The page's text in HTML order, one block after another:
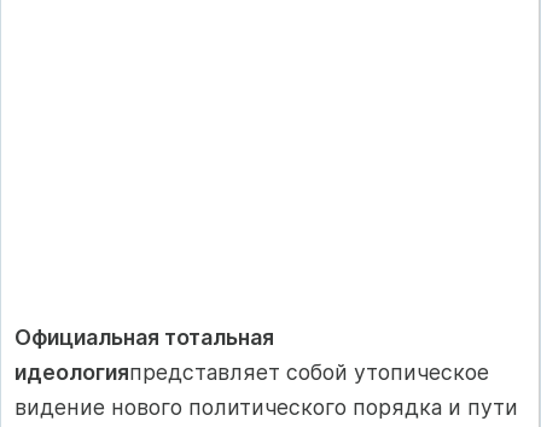
Официальная тотальная
идеологияпредставляет собой утопичес­кое
видение нового политического порядка и пути